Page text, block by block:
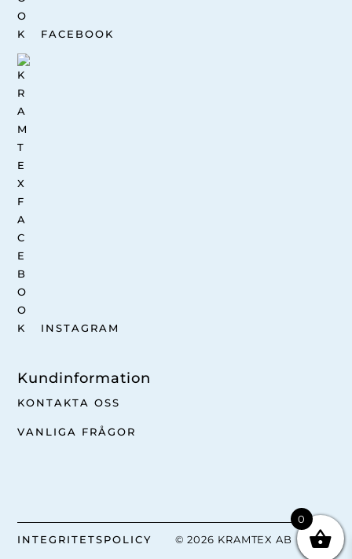
FACEBOOK
INSTAGRAM
Kundinformation
KONTAKTA OSS
VANLIGA FRÅGOR
INTEGRITETSPOLICY © 2026 KRAMTEX AB
0